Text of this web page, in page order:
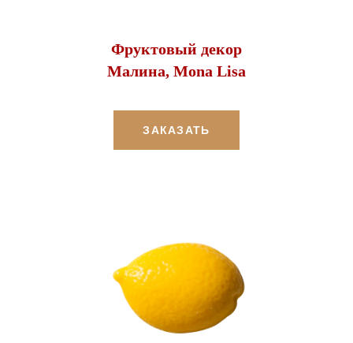
Фруктовый декор
Малина, Mona Lisa
ЗАКАЗАТЬ